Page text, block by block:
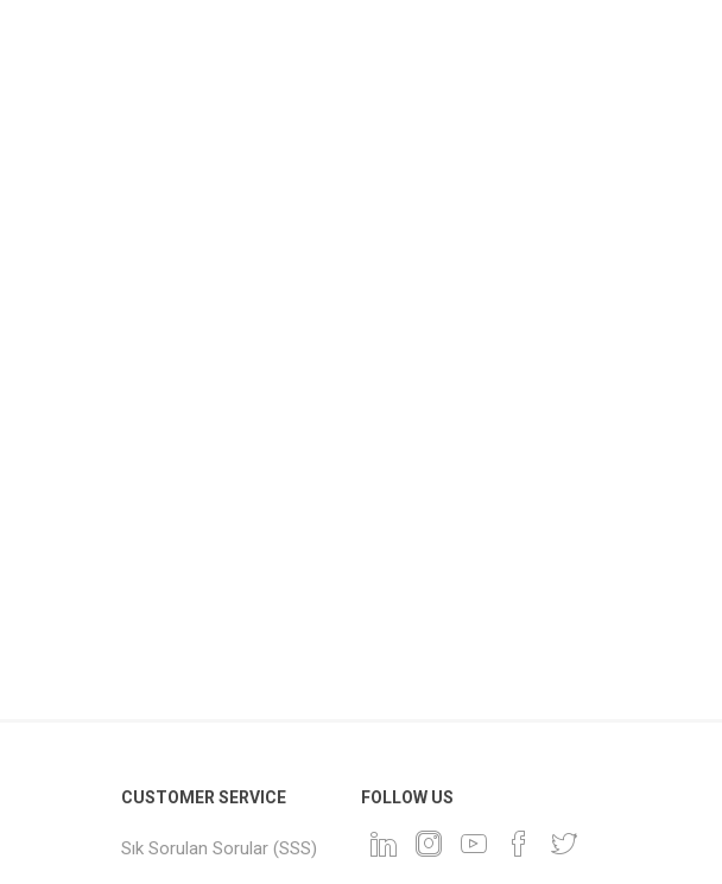
CUSTOMER SERVICE
Sık Sorulan Sorular (SSS)
FOLLOW US